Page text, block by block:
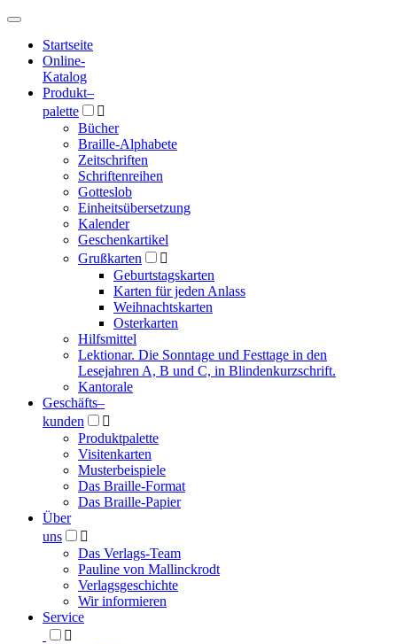
Hauptmenü
Hauptmenü
Startseite
Online-
Katalog
Produkt–
palette

Bücher
Braille-Alphabete
Zeitschriften
Schriftenreihen
Gotteslob
Einheitsübersetzung
Kalender
Geschenkartikel
Grußkarten

Geburtstagskarten
Karten für jeden Anlass
Weihnachtskarten
Osterkarten
Hilfsmittel
Lektionar. Die Sonntage und Festtage in den
Lesejahren A, B und C, in Blindenkurzschrift.
Kantorale
Geschäfts­–
kunden

Produktpalette
Visitenkarten
Musterbeispiele
Das Braille-Format
Das Braille-Papier
Über
uns

Das Verlags-Team
Pauline von Mallinckrodt
Verlagsgeschichte
Wir informieren
Service
